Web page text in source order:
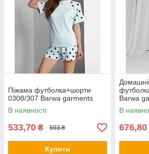
Піжама футболка+шорти
0308/307 Barwa garments
В наявності
533,70 ₴ 593 ₴
Купити
Barwa
В
676,80